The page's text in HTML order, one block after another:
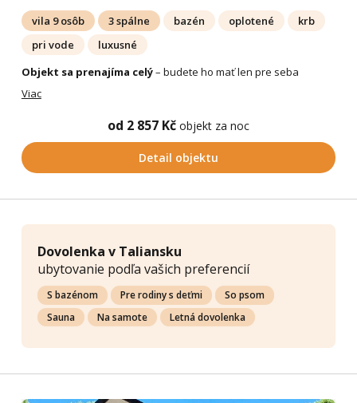
vila 9 osôb 3 spálne bazén oplotené
krb
pri vode
luxusné
Objekt sa prenajíma celý– budete ho mať len pre seba
Viac
od 2 857 Kč objekt za noc
Detail objektu
Dovolenka v Taliansku
ubytovanie podľa vašich preferencií
S bazénom Pre rodiny s deťmi
So psom
Sauna
Na samote Letná dovolenka